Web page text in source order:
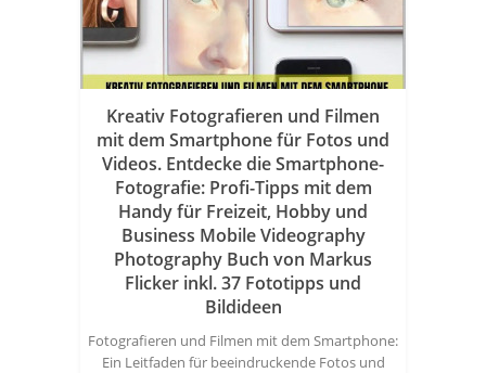
Kreativ Fotografieren und Filmen
mit dem Smartphone für Fotos und
Videos. Entdecke die Smartphone-
Fotografie: Profi-Tipps mit dem
Handy für Freizeit, Hobby und
Business Mobile Videography
Photography Buch von Markus
Flicker inkl. 37 Fototipps und
Bildideen
Fotografieren und Filmen mit dem Smartphone:
Ein Leitfaden für beeindruckende Fotos und